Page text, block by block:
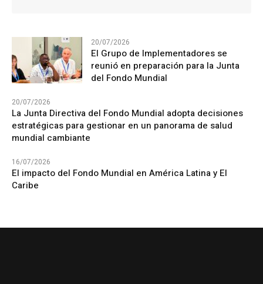
20/07/2026
El Grupo de Implementadores se
reunió en preparación para la Junta
del Fondo Mundial
20/07/2026
La Junta Directiva del Fondo Mundial adopta decisiones
estratégicas para gestionar en un panorama de salud
mundial cambiante
16/07/2026
El impacto del Fondo Mundial en América Latina y El
Caribe